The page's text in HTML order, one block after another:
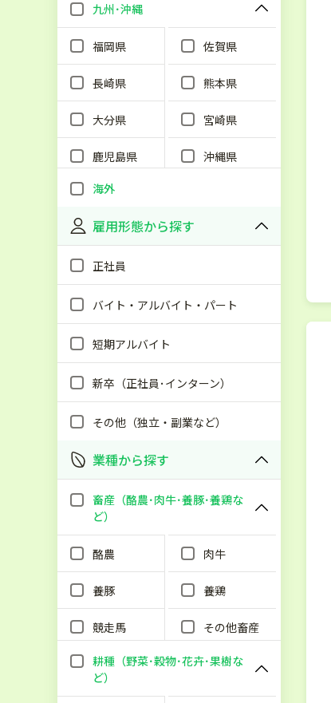
九州･沖縄
福岡県 佐賀県
長崎県 熊本県
大分県 宮崎県
鹿児島県
沖縄県
海外
雇用形態から探す
正社員
バイト・アルバイト・パート
短期アルバイト
新卒（正社員･インターン）
その他（独立・副業など）
業種から探す
畜産（酪農･肉牛･養豚･養鶏な
ど）
酪農 肉牛
養豚 養鶏
競走馬 その他畜産
耕種（野菜･穀物･花卉･果樹な
ど）